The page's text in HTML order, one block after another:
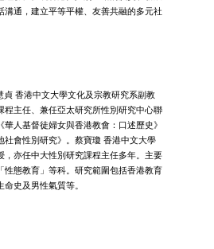
溝通，建立平等平權、友善共融的多元社
貞 香港中文大學文化及宗教研究系副教
程主任、兼任亞太研究所性別研究中心聯
人基督徒婦女與香港教會：口述歷史》
社會性別研究》。蔡寶瓊 香港中文大學
，亦任中大性別研究課程主任多年。主要
性態教育」等科。研究範圍包括香港教育
史及男性氣質等。